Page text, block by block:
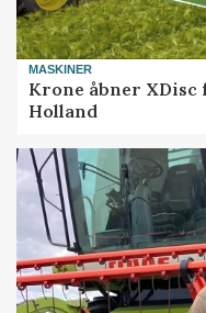
MASKINER
Krone åbner XDisc
Holland